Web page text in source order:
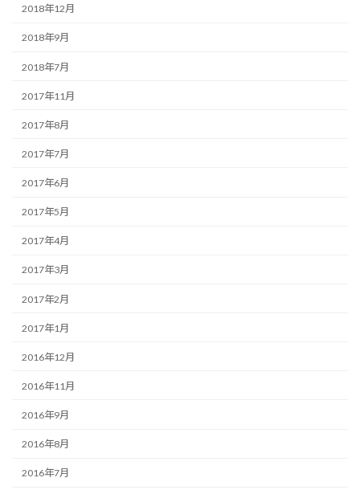
2018年12月
2018年9月
2018年7月
2017年11月
2017年8月
2017年7月
2017年6月
2017年5月
2017年4月
2017年3月
2017年2月
2017年1月
2016年12月
2016年11月
2016年9月
2016年8月
2016年7月